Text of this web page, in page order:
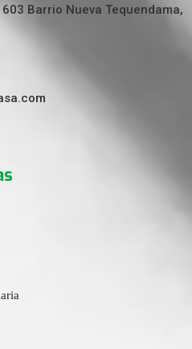
Barrio Nueva Tequendama,